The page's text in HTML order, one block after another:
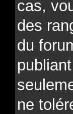
cas,
des
du
ne